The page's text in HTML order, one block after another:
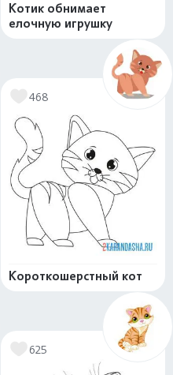
Котик обнимает
елочную игрушку
468
Короткошерстный кот
625